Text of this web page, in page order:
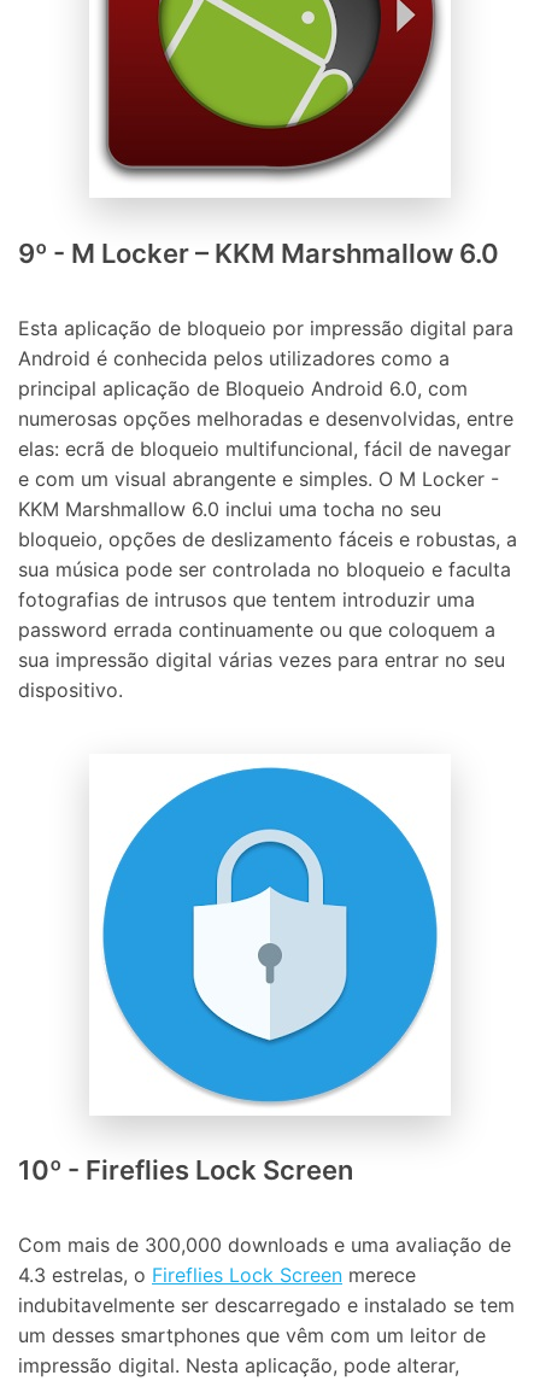
9º - M Locker – KKM Marshmallow 6.0
Esta aplicação de bloqueio por impressão digital para
Android é conhecida pelos utilizadores como a
principal aplicação de Bloqueio Android 6.0, com
numerosas opções melhoradas e desenvolvidas, entre
elas: ecrã de bloqueio multifuncional, fácil de navegar
e com um visual abrangente e simples. O M Locker -
KKM Marshmallow 6.0 inclui uma tocha no seu
bloqueio, opções de deslizamento fáceis e robustas, a
sua música pode ser controlada no bloqueio e faculta
fotografias de intrusos que tentem introduzir uma
password errada continuamente ou que coloquem a
sua impressão digital várias vezes para entrar no seu
dispositivo.
10º - Fireflies Lock Screen
Com mais de 300,000 downloads e uma avaliação de
4.3 estrelas, o Fireflies Lock Screen merece
indubitavelmente ser descarregado e instalado se tem
um desses smartphones que vêm com um leitor de
impressão digital. Nesta aplicação, pode alterar,